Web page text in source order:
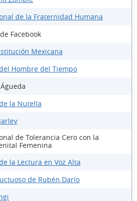
de la Fraternidad Humana
Facebook
Mexicana
Hombre del Tiempo
la Nutella
de Tolerancia Cero con la
Femenina
la Lectura en Voz Alta
de Rubén Darío